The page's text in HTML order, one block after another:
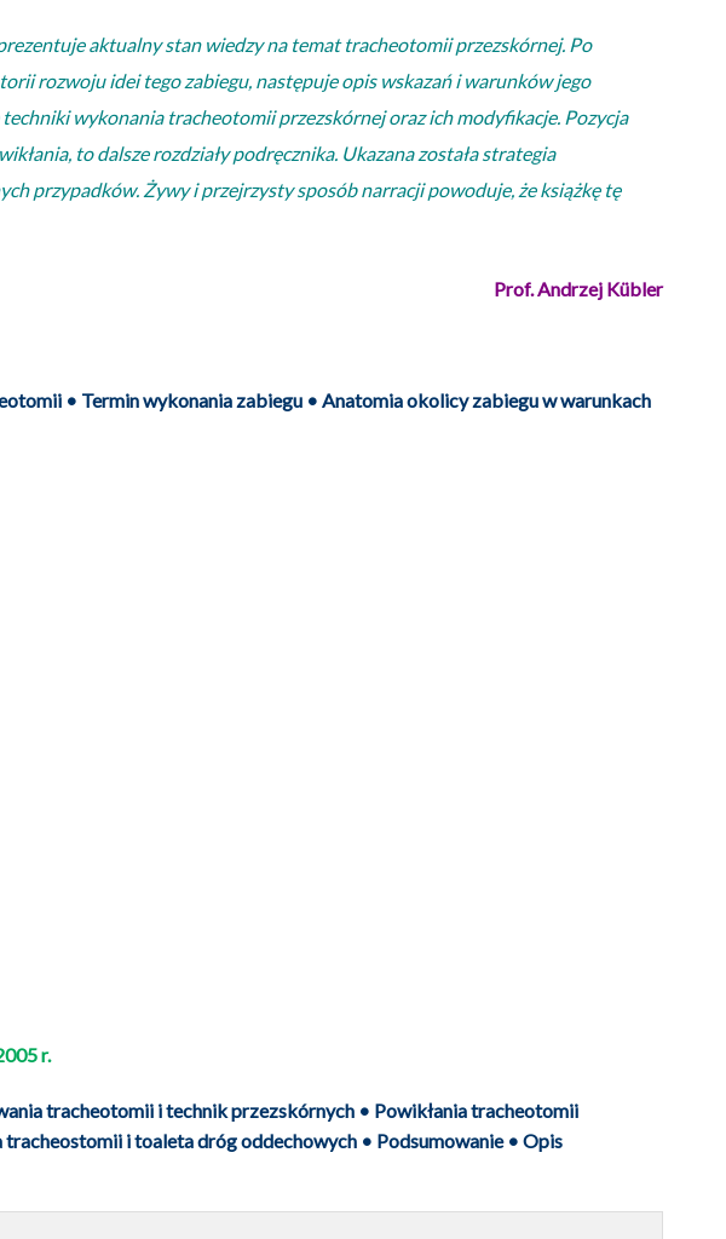
aktualny stan wiedzy na temat tracheotomii przezskórnej. Po
rozwoju idei tego zabiegu, następuje opis wskazań i warunków jego
wykonania tracheotomii przezskórnej oraz ich modyfikacje. Pozycja
to dalsze rozdziały podręcznika. Ukazana została strategia
przypadków. Żywy i przejrzysty sposób narracji powoduje, że książkę tę
Prof. Andrzej Kübler
• Termin wykonania zabiegu • Anatomia okolicy zabiegu w warunkach
r.
tracheotomii i technik przezskórnych • Powikłania tracheotomii
i toaleta dróg oddechowych • Podsumowanie • Opis